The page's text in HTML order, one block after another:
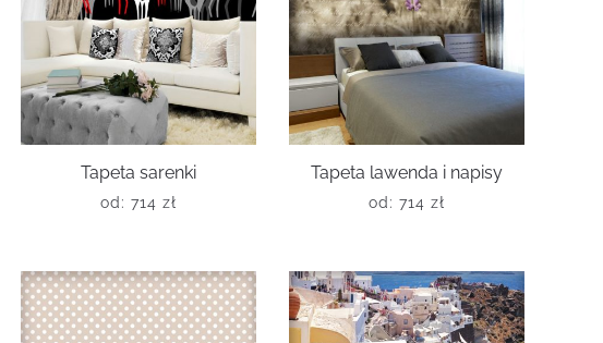
Tapeta sarenki
od: 714 zł
Tapeta lawenda i napisy
od: 714 zł